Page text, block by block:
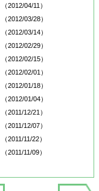
（2012/04/11）
（2012/03/28）
（2012/03/14）
（2012/02/29）
（2012/02/15）
（2012/02/01）
（2012/01/18）
（2012/01/04）
（2011/12/21）
（2011/12/07）
（2011/11/22）
（2011/11/09）